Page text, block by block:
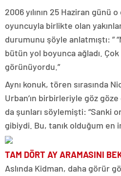
2006 yılının 25 Haziran günü
oyuncuyla birlikte olan
durumunu şöyle anlatmıştı: ”
bütün yol boyunca ağladı.
görünüyordu.”
Aynı konuk, tören sırasında
Urban’ın birbirleriyle göz
da şunları söylemişti: “Sanki
gibiydi. Bu, tanık olduğum en
TAM DÖRT AY ARAMASINI
Aslında Kidman, daha görür